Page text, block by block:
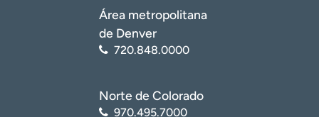
Área metropolitana
de Denver
720.848.0000
Norte de Colorado
970.495.7000